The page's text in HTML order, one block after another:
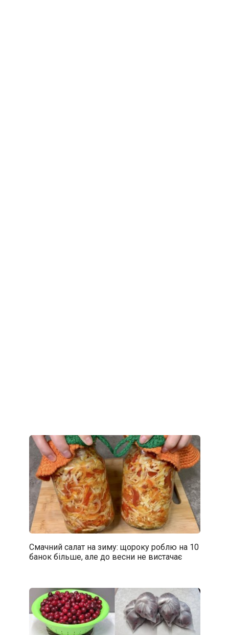
Смачний салат на зиму: щороку роблю на 10
банок більше, але до весни не вистачає